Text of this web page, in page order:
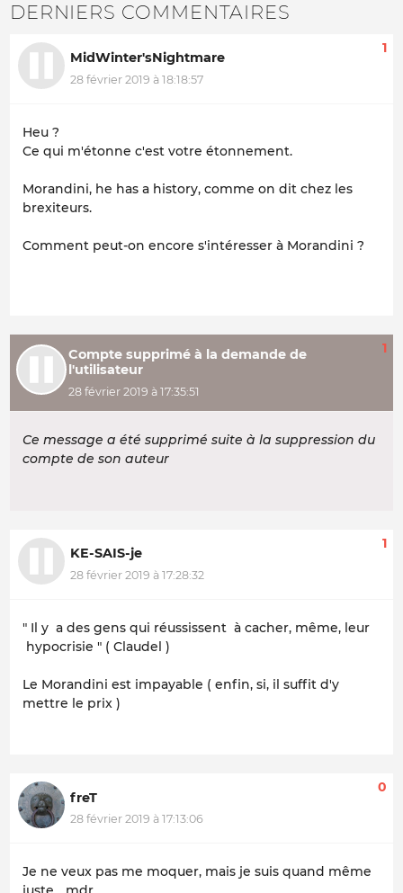
DERNIERS COMMENTAIRES
MidWinter'sNightmare
28 février 2019 à 18:18:57
1
Heu ?
Ce qui m'étonne c'est votre étonnement.
Morandini, he has a history, comme on dit chez les
brexiteurs.
Comment peut-on encore s'intéresser à Morandini ?
Compte supprimé à la demande de
l'utilisateur
28 février 2019 à 17:35:51
1
Ce message a été supprimé suite à la suppression du
compte de son auteur
KE-SAIS-je
28 février 2019 à 17:28:32
1
" Il y a des gens qui réussissent à cacher, même, leur
hypocrisie " ( Claudel )
Le Morandini est impayable ( enfin, si, il suffit d'y
mettre le prix )
freT
28 février 2019 à 17:13:06
0
Je ne veux pas me moquer, mais je suis quand même